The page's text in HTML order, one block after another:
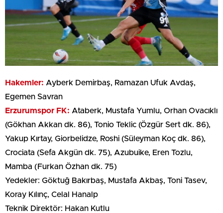
Hakemler: Ayberk Demirbaş, Ramazan Ufuk Avdaş,
Egemen Savran
Erzurumspor FK: Ataberk, Mustafa Yumlu, Orhan Ovacıklı
(Gökhan Akkan dk. 86), Tonio Teklic (Özgür Sert dk. 86),
Yakup Kırtay, Giorbelidze, Roshi (Süleyman Koç dk. 86),
Crociata (Sefa Akgün dk. 75), Azubuike, Eren Tozlu,
Mamba (Furkan Özhan dk. 75)
Yedekler: Göktuğ Bakırbaş, Mustafa Akbaş, Toni Tasev,
Koray Kılınç, Celal Hanalp
Teknik Direktör: Hakan Kutlu